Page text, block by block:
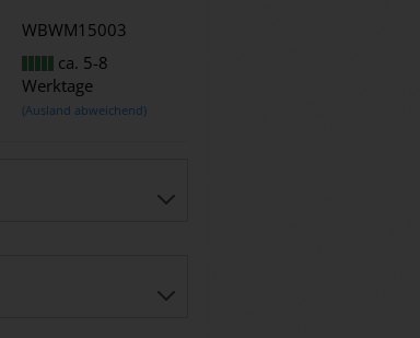
WBWM15003
ca. 5-8
Werktage
(Ausland abweichend)